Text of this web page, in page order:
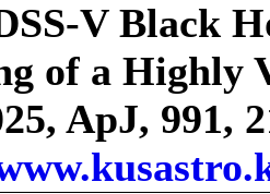
V Black
of a Highly
ApJ, 991,